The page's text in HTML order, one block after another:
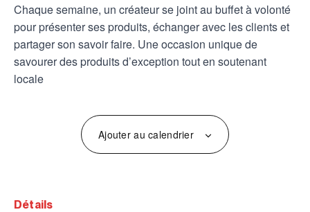
Chaque semaine, un créateur se joint au buffet à volonté
pour présenter ses produits, échanger avec les clients et
partager son savoir faire. Une occasion unique de
savourer des produits d’exception tout en soutenant
locale
Ajouter au calendrier
détails